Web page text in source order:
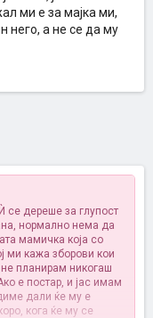
ми е за мајка ми,
него, а не се да му
се дереше за глупост
нормално нема да
мамичка која со
ми кажа зборови кои
планирам никогаш
е постар, и јас имам
дали ќе му е
кога ќе му се